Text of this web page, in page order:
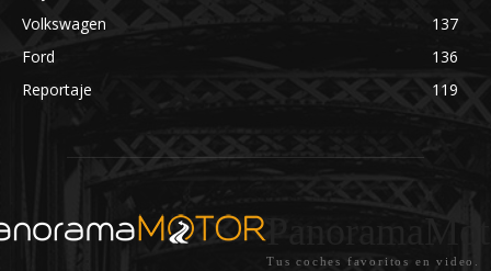
Volkswagen
137
Ford
136
Reportaje
119
Tus coches favoritos en video.